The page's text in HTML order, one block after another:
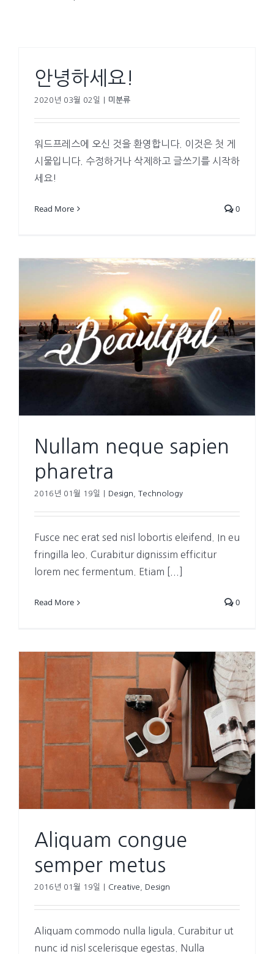
안녕하세요!
2020년 03월 02일 미분류
워드프레스에 오신 것을 환영합니다. 이것은 첫 게
시물입니다. 수정하거나 삭제하고 글쓰기를 시작하
세요!
Read More 0
Nullam neque sapien
pharetra
2016년 01월 19일 Design Technology
Fusce nec erat sed nisl lobortis eleifend. In eu
fringilla leo. Curabitur dignissim efficitur
lorem nec fermentum. Etiam [...]
Read More 0
Aliquam congue
semper metus
2016년 01월 19일 Creative Design
Aliquam commodo nulla ligula. Curabitur ut
nunc id nisl scelerisque egestas. Nulla